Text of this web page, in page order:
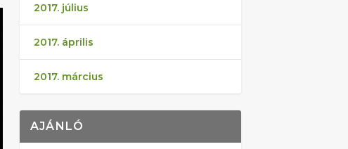
2017. július
2017. április
2017. március
AJÁNLÓ